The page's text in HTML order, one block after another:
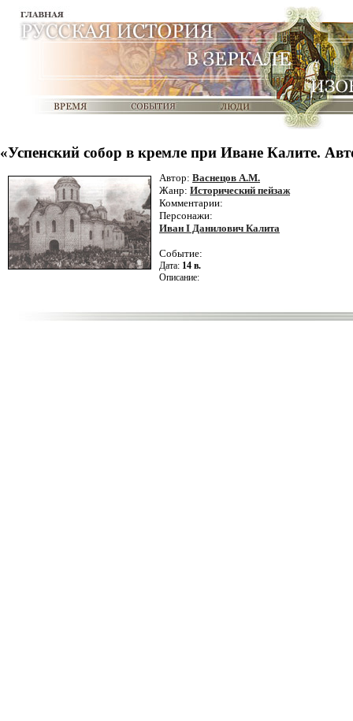
«Успенский собор в кремле при Иване Калите.
Автор: Васнецов А.М.
Жанр: Исторический пейзаж
Комментарии:
Персонажи:
Иван I Данилович Калита
Событие:
Дата: 14 в.
Описание: